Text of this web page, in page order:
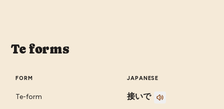
Te forms
FORM JAPANESE
Te-form 接いで